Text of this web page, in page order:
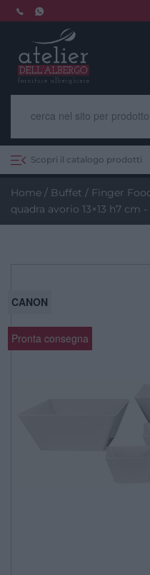
Skip
to
Scopri il catalogo prodotti
Home / Buffet / Finger
quadra avorio 13×13 h7 cm -
Pronta consegna
CANON